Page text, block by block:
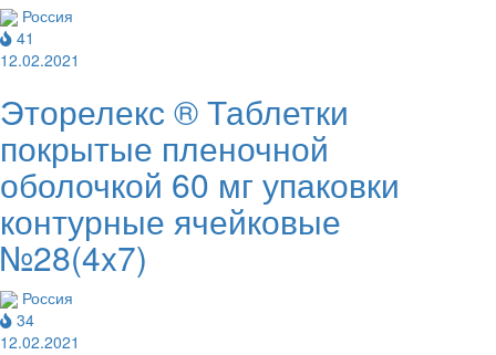
Россия
41
12.02.2021
Эторелекс ® Таблетки
покрытые пленочной
оболочкой 60 мг упаковки
контурные ячейковые
№28(4x7)
Россия
34
12.02.2021